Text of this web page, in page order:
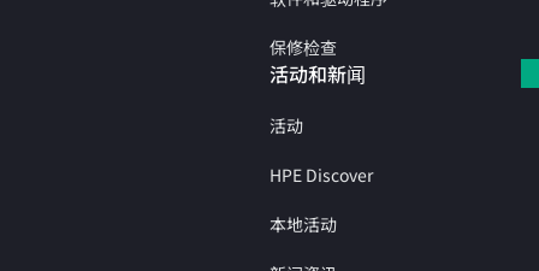
保修检查
活动和新闻
活动
HPE Discover
本地活动